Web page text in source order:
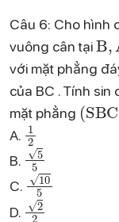
Câu 6: Cho hình
vuông cân tại
B,
với mặt phẳng
của BC . Tính
mặt phẳng
(SBC
A.
12
B.
55
C.
105
D.
22